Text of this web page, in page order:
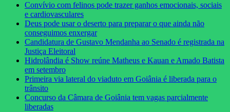
Convívio com felinos pode trazer ganhos emocionais, sociais
e cardiovasculares
Deus pode usar o deserto para preparar o que ainda não
conseguimos enxergar
Candidatura de Gustavo Mendanha ao Senado é registrada na
Justiça Eleitoral
Hidrolândia é Show reúne Matheus e Kauan e Amado Batista
em setembro
Primeira via lateral do viaduto em Goiânia é liberada para o
trânsito
Concurso da Câmara de Goiânia tem vagas parcialmente
liberadas